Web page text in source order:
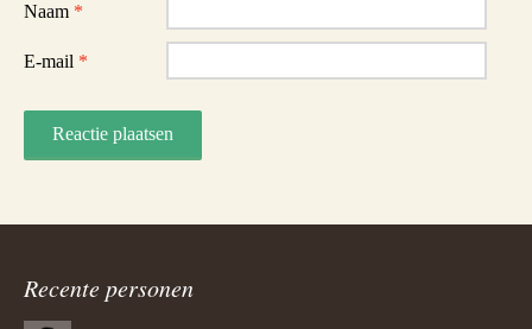
Naam *
E-mail *
Recente personen